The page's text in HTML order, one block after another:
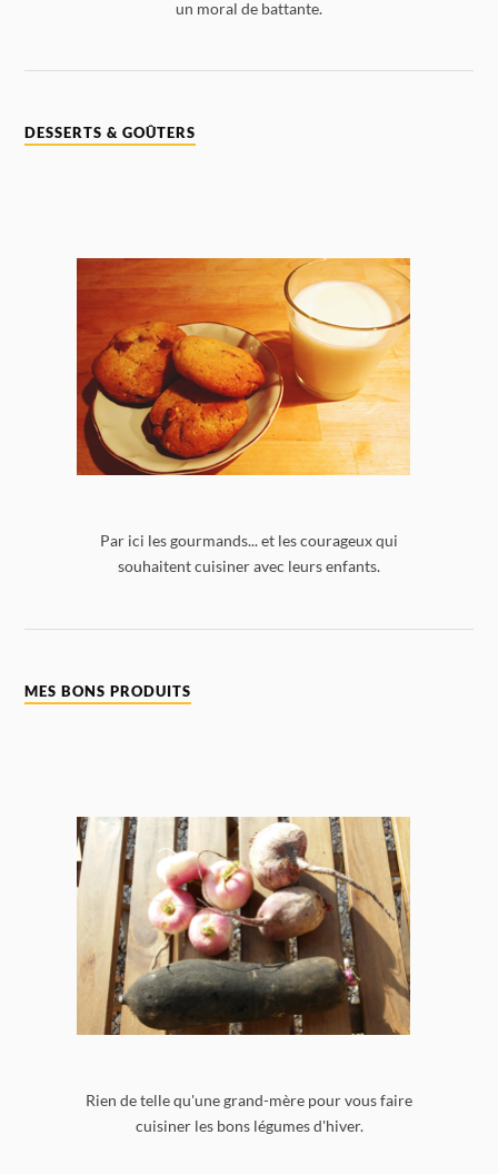
un moral de battante.
DESSERTS & GOÛTERS
Par ici les gourmands... et les courageux qui
souhaitent cuisiner avec leurs enfants.
MES BONS PRODUITS
Rien de telle qu'une grand-mère pour vous faire
cuisiner les bons légumes d'hiver.